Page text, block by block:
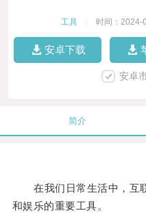
工具 时间：2024-
安卓下载
安卓
简介
在我们日常生活中，互
和娱乐的重要工具。